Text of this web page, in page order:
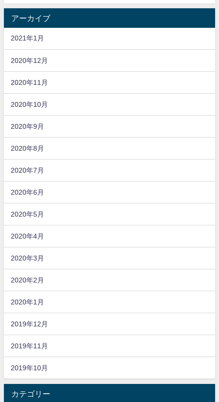
アーカイブ
2021年1月
2020年12月
2020年11月
2020年10月
2020年9月
2020年8月
2020年7月
2020年6月
2020年5月
2020年4月
2020年3月
2020年2月
2020年1月
2019年12月
2019年11月
2019年10月
カテゴリー